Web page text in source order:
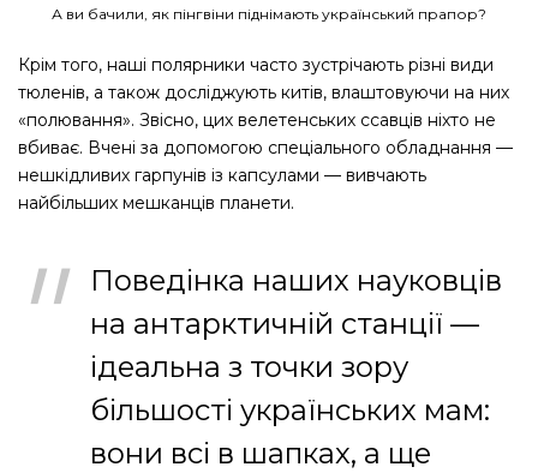
А ви бачили, як пінгвіни піднімають український прапор?
Крім того, наші полярники часто зустрічають різні види
тюленів, а також досліджують китів, влаштовуючи на них
«полювання». Звісно, цих велетенських ссавців ніхто не
вбиває. Вчені за допомогою спеціального обладнання — ​
нешкідливих гарпунів із капсулами — ​вивчають
найбільших мешканців планети.
Поведінка наших науковців
на антарктичній станції — ​
ідеальна з точки зору
більшості українських мам:
вони всі в шапках, а ще